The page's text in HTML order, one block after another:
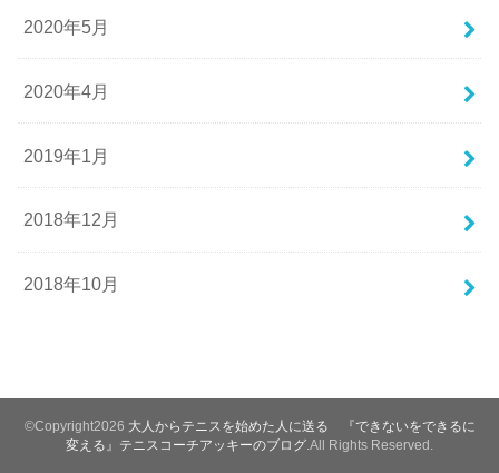
2020年5月
2020年4月
2019年1月
2018年12月
2018年10月
©Copyright2026 大人からテニスを始めた人に送る 『できないをできるに
変える』テニスコーチアッキーのブログ .All Rights Reserved.